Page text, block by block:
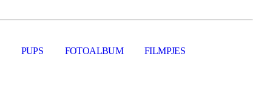
PUPS FOTOALBUM FILMPJES